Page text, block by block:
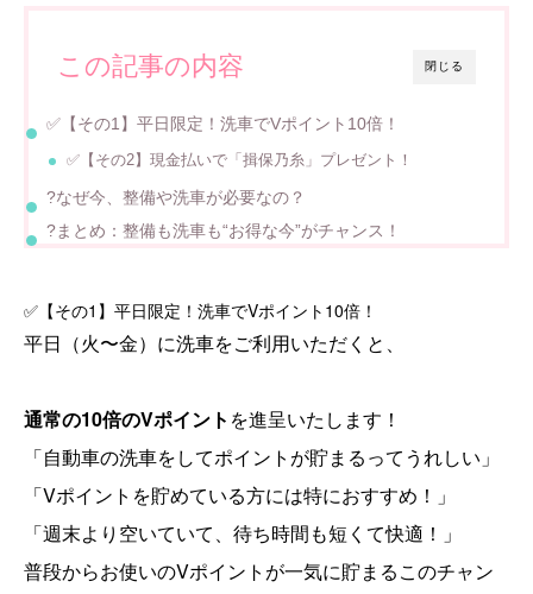
閉じる
この記事の内容
✅【その1】平日限定！洗車でVポイント10倍！
✅【その2】現金払いで「揖保乃糸」プレゼント！
?なぜ今、整備や洗車が必要なの？
?まとめ：整備も洗車も“お得な今”がチャンス！
✅【その1】平日限定！洗車でVポイント10倍！
平日（火〜金）に洗車をご利用いただくと、
通常の10倍のVポイント を進呈いたします！
「自動車の洗車をしてポイントが貯まるってうれしい」
「Vポイントを貯めている方には特におすすめ！」
「週末より空いていて、待ち時間も短くて快適！」
普段からお使いのVポイントが一気に貯まるこのチャン